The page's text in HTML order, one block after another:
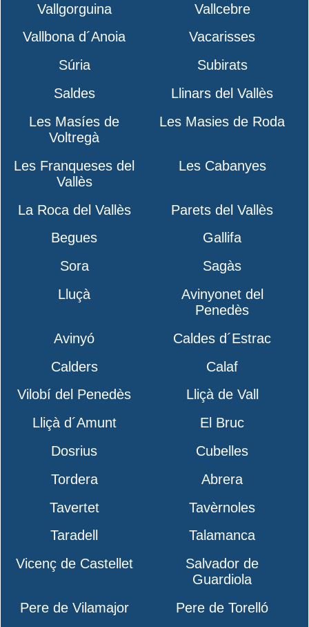
Vallgorguina
Vallcebre
Vallbona d´Anoia
Vacarisses
Súria
Subirats
Saldes
Llinars del Vallès
Les Masíes de
Voltregà
Les Masies de Roda
Les Franqueses del
Vallès
Les Cabanyes
La Roca del Vallès
Parets del Vallès
Begues
Gallifa
Sora
Sagàs
Lluçà
Avinyonet del
Penedès
Avinyó
Caldes d´Estrac
Calders
Calaf
Vilobí del Penedès
Lliçà de Vall
Lliçà d´Amunt
El Bruc
Dosrius
Cubelles
Tordera
Abrera
Tavertet
Tavèrnoles
Taradell
Talamanca
Vicenç de Castellet
Salvador de
Guardiola
Pere de Vilamajor
Pere de Torelló